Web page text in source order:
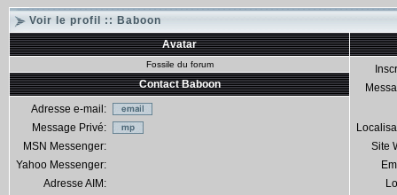
Voir le profil :: Baboon
Avatar
Fossile du forum
Site
Contact Baboon
Adresse e-mail:
Message Privé:
MSN Messenger:
Yahoo Messenger:
Adresse AIM: